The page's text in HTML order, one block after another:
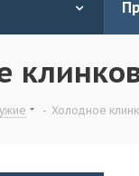
- Холодное